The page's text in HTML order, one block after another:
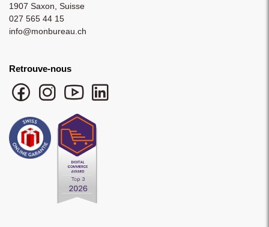
1907 Saxon, Suisse
027 565 44 15
info@monbureau.ch
Retrouve-nous
Facebook monbureau
Instagram monbureau
YouTube monbureau